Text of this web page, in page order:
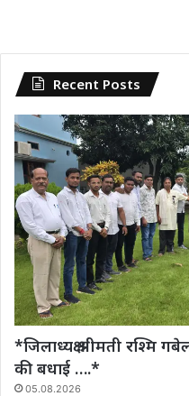
Recent Posts
*जिलाध्यक्ष श्रीमती रश्मि
की बधाई ….*
05.08.2026